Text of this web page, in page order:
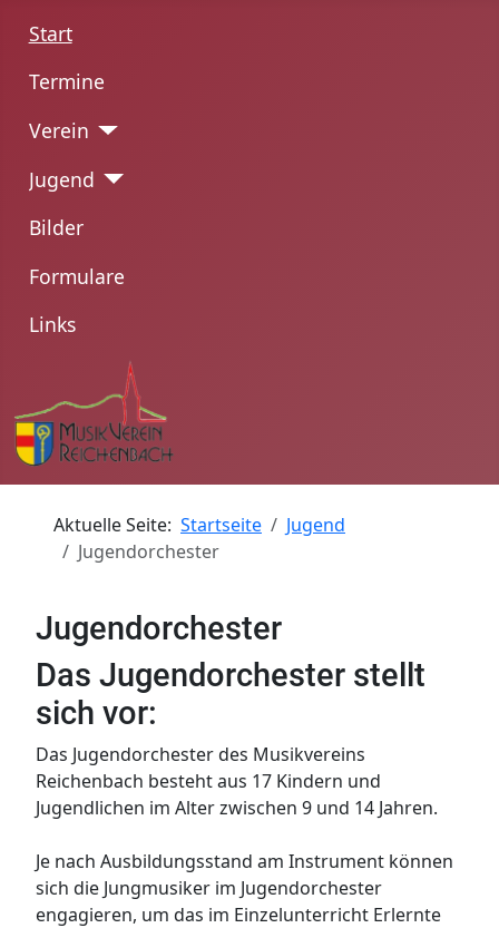
Start
Termine
Verein
Jugend
Bilder
Formulare
Links
Aktuelle Seite: Startseite
Jugend
Jugendorchester
Jugendorchester
Das Jugendorchester stellt
sich vor:
Das Jugendorchester des Musikvereins
Reichenbach besteht aus 17 Kindern und
Jugendlichen im Alter zwischen 9 und 14 Jahren.
Je nach Ausbildungsstand am Instrument können
sich die Jungmusiker im Jugendorchester
engagieren, um das im Einzelunterricht Erlernte